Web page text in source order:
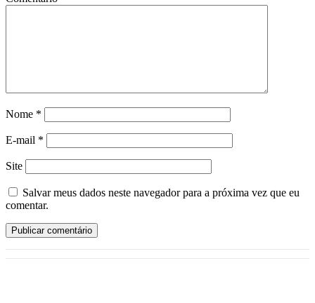
Nome *
E-mail *
Site
Salvar meus dados neste navegador para a próxima vez que eu
comentar.